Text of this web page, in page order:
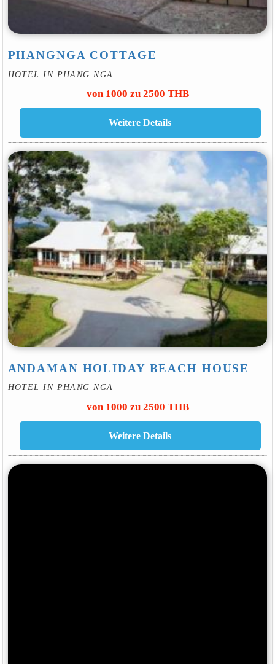
PHANGNGA COTTAGE
HOTEL IN PHANG NGA
von 1000 zu 2500 THB
ANDAMAN HOLIDAY BEACH HOUSE
HOTEL IN PHANG NGA
von 1000 zu 2500 THB